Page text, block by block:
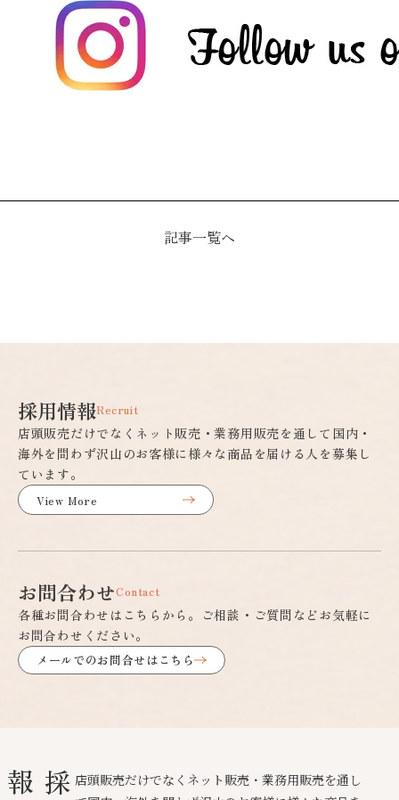
記事一覧へ
採用情報Recruit
店頭販売だけでなくネット販売・業務用販売を通して国内・
海外を問わず沢山のお客様に様々な商品を届ける人を募集し
ています。
View More
お問合わせContact
各種お問合わせはこちらから。ご相談・ご質問などお気軽に
お問合わせください。
メールでのお問合せはこちら
報
店頭販売だけでなくネット販売・業務用販売を通し